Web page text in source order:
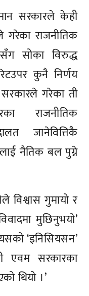
सरकारले केही
गरेका राजनीतिक
सोका विरुद्ध
कुनै निर्णय
गरेका ती
राजनीतिक
जानेवित्तिकै
नैतिक बल पुग्ने
विश्वास गुमायो र
मुछिनुभयो’
‘इनिसियसन’
एवम सरकारका
थियो ।’